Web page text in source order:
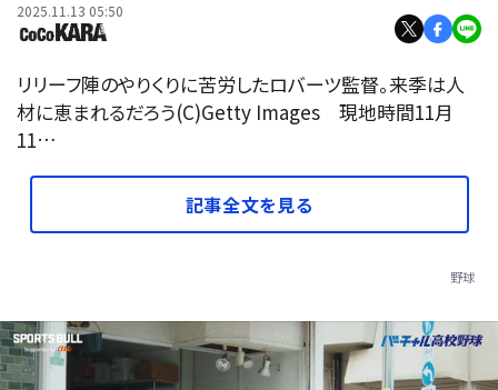
2025.11.13 05:50
リリーフ陣のやりくりに苦労したロバーツ監督。来季は人
材に恵まれるだろう(C)Getty Images 現地時間11月
11…
記事全文を見る
野球